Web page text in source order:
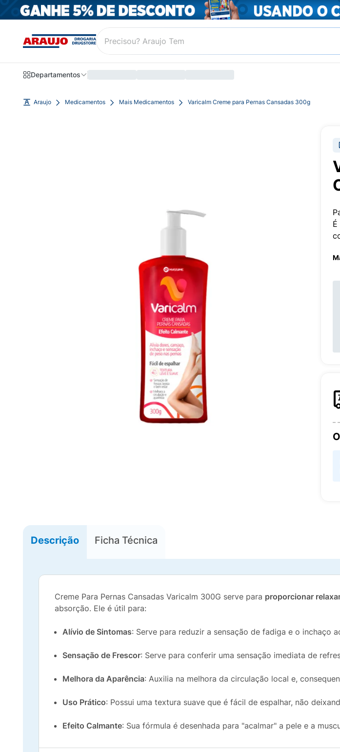
Departamentos
Araujo Medicamentos Mais Medicamentos Varicalm Creme para Pernas Cansadas 300g
Descrição Ficha Técnica
Creme Para Pernas Cansadas Varicalm 300G serve para proporcionar
absorção. Ele é útil para:
Alívio de Sintomas: Serve para reduzir a sensação de fadiga e o inchaço
Sensação de Frescor: Serve para conferir uma sensação imediata de
Melhora da Aparência: Auxilia na melhora da circulação local e,
Uso Prático: Possui uma textura suave que é fácil de espalhar, não
Efeito Calmante: Sua fórmula é desenhada para "acalmar" a pele e a